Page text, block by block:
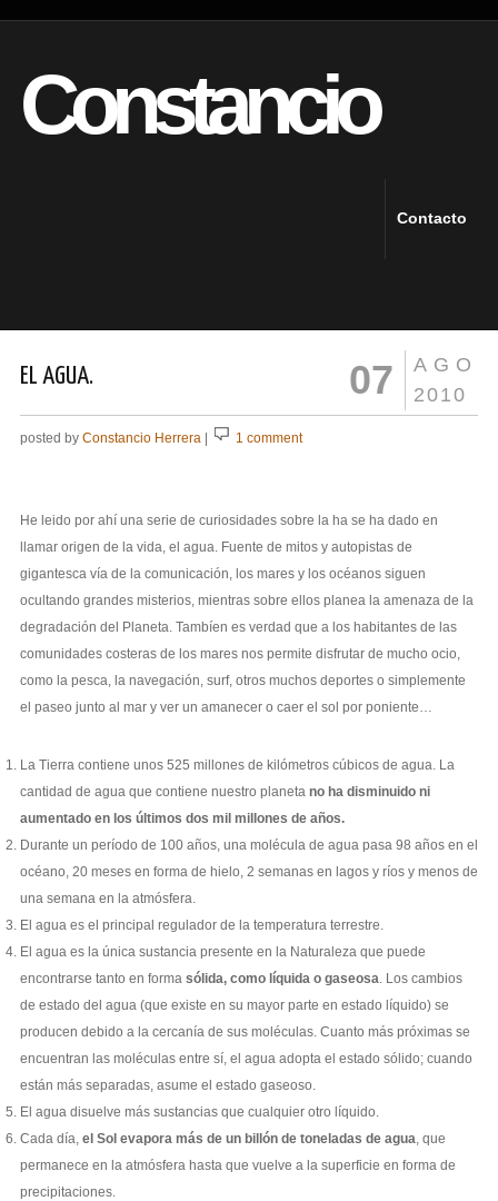
Constancio
Contacto
EL AGUA.
AGO
2010
07
posted by Constancio Herrera | 1 comment
He leido por ahí una serie de curiosidades sobre la ha se ha dado en
llamar origen de la vida, el agua. Fuente de mitos y autopistas de
gigantesca vía de la comunicación, los mares y los océanos siguen
ocultando grandes misterios, mientras sobre ellos planea la amenaza de la
degradación del Planeta. Tambíen es verdad que a los habitantes de las
comunidades costeras de los mares nos permite disfrutar de mucho ocio,
como la pesca, la navegación, surf, otros muchos deportes o simplemente
el paseo junto al mar y ver un amanecer o caer el sol por poniente…
La Tierra contiene unos 525 millones de kilómetros cúbicos de agua. La
cantidad de agua que contiene nuestro planeta no ha disminuido ni
aumentado en los últimos dos mil millones de años.
Durante un período de 100 años, una molécula de agua pasa 98 años en el
océano, 20 meses en forma de hielo, 2 semanas en lagos y ríos y menos de
una semana en la atmósfera.
El agua es el principal regulador de la temperatura terrestre.
El agua es la única sustancia presente en la Naturaleza que puede
encontrarse tanto en forma sólida, como líquida o gaseosa . Los cambios
de estado del agua (que existe en su mayor parte en estado líquido) se
producen debido a la cercanía de sus moléculas. Cuanto más próximas se
encuentran las moléculas entre sí, el agua adopta el estado sólido; cuando
están más separadas, asume el estado gaseoso.
El agua disuelve más sustancias que cualquier otro líquido.
Cada día, el Sol evapora más de un billón de toneladas de agua , que
permanece en la atmósfera hasta que vuelve a la superficie en forma de
precipitaciones.